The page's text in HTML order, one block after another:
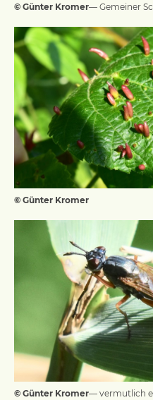
© Günter Kromer— Gemeiner
© Günter Kromer
© Günter Kromer— vermutlich